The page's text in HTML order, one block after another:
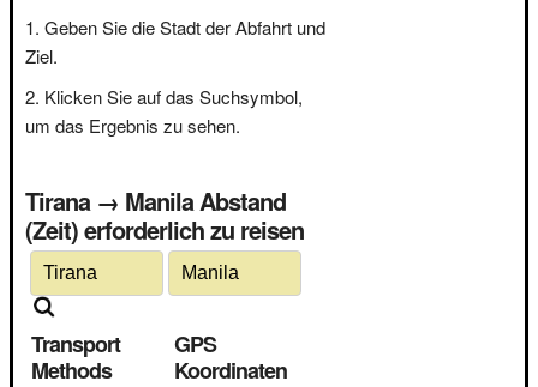
Geben Sie die Stadt der Abfahrt und
Ziel.
Klicken Sie auf das Suchsymbol,
um das Ergebnis zu sehen.
Tirana → Manila Abstand
(Zeit) erforderlich zu reisen
Transport
Methods
GPS
Koordinaten